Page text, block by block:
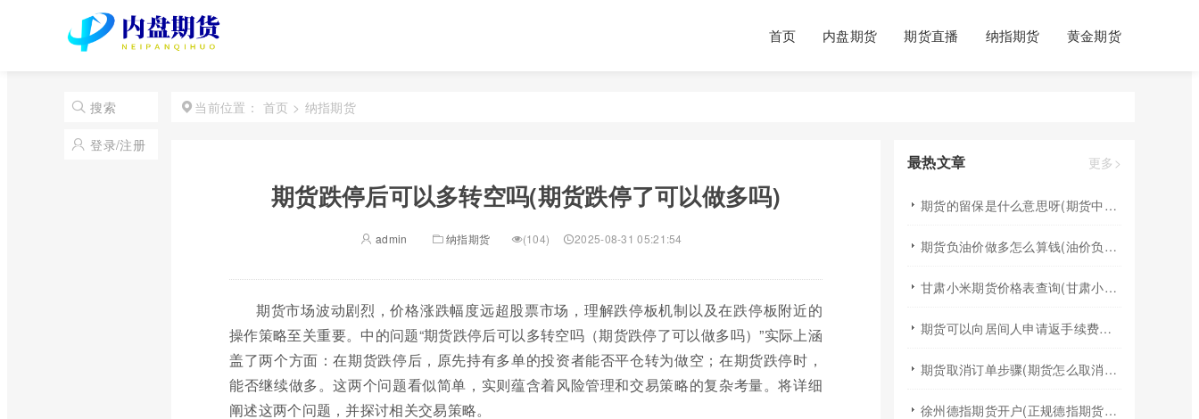
首页 内盘期货 期货直播 纳指期货 黄金期货
搜索
登录/注册
当前位置： 首页 > 纳指期货
期货跌停后可以多转空吗(期货跌停了可以做多吗)
admin 纳指期货 (104) 2025-08-31 05:21:54
期货市场波动剧烈，价格涨跌幅度远超股票市场，理解跌停板机制以及在跌停板附近的
操作策略至关重要。中的问题“期货跌停后可以多转空吗（期货跌停了可以做多吗）”实际上涵
盖了两个方面：在期货跌停后，原先持有多单的投资者能否平仓转为做空；在期货跌停时，
能否继续做多。这两个问题看似简单，实则蕴含着风险管理和交易策略的复杂考量。将详细
阐述这两个问题，并探讨相关交易策略。
最热文章 更多>
期货的留保是什么意思呀(期货中的提保是什么意思)
期货负油价做多怎么算钱(油价负数期货)
甘肃小米期货价格表查询(甘肃小米期货价格表查询最新)
期货可以向居间人申请返手续费吗(期货居间人可以调整手续费)
期货取消订单步骤(期货怎么取消订单啊)
徐州德指期货开户(正规德指期货平台查询)